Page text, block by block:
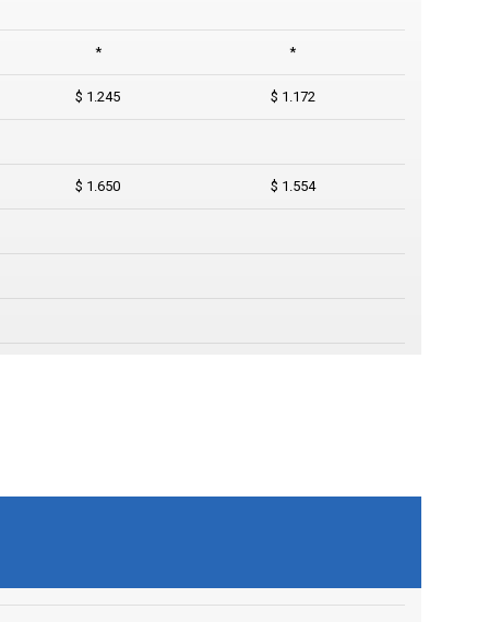
* *
$ 1.245 $ 1.172
$ 1.650 $ 1.554